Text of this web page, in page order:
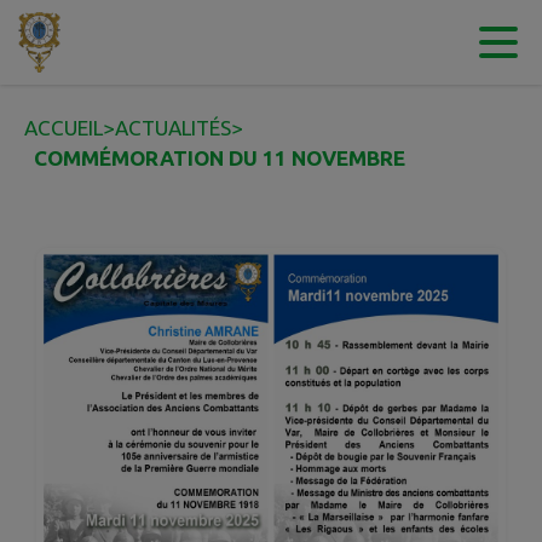
Contenu
ACCUEIL>ACTUALITÉS>
COMMÉMORATION DU 11 NOVEMBRE